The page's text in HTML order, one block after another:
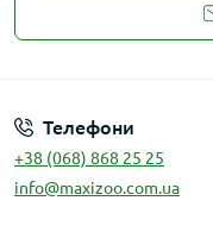
Телефони
+38 (068) 868 25 25
info@maxizoo.com.ua